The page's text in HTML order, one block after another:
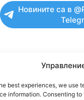
best experiences, we use
information. Consenting
Новините са в
US